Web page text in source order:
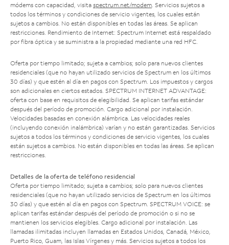
módems con capacidad, visita spectrum.net/modem . Servicios sujetos a
todos los términos y condiciones de servicio vigentes, los cuales están
sujetos a cambios. No están disponibles en todas las áreas. Se aplican
restricciones. Rendimiento de Internet: Spectrum Internet está respaldado
por fibra óptica y se suministra a la propiedad mediante una red HFC.
Oferta por tiempo limitado; sujeta a cambios; solo para nuevos clientes
residenciales (que no hayan utilizado servicios de Spectrum en los últimos
30 días) y que estén al día en pagos con Spectrum. Los impuestos y cargos
son adicionales en ciertos estados. SPECTRUM INTERNET ADVANTAGE:
oferta con base en requisitos de elegibilidad. Se aplican tarifas estándar
después del período de promoción. Cargo adicional por instalación.
Velocidades basadas en conexión alámbrica. Las velocidades reales
(incluyendo conexión inalámbrica) varían y no están garantizadas. Servicios
sujetos a todos los términos y condiciones de servicio vigentes, los cuales
están sujetos a cambios. No están disponibles en todas las áreas. Se aplican
restricciones.
Detalles de la oferta de teléfono residencial
Oferta por tiempo limitado; sujeta a cambios; solo para nuevos clientes
residenciales (que no hayan utilizado servicios de Spectrum en los últimos
30 días) y que estén al día en pagos con Spectrum. SPECTRUM VOICE: se
aplican tarifas estándar después del período de promoción o si no se
mantienen los servicios elegibles. Cargo adicional por instalación. Las
llamadas ilimitadas incluyen llamadas en Estados Unidos, Canadá, México,
Puerto Rico, Guam, las Islas Vírgenes y más. Servicios sujetos a todos los